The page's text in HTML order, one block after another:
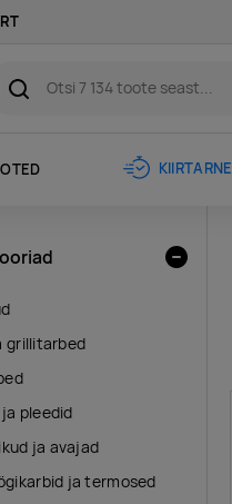
KIIRTARNE
grillitarbed
pleedid
ja avajad
ja termosed